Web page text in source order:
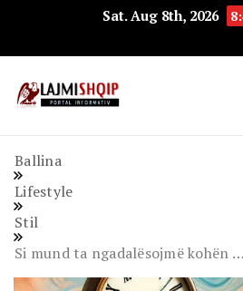
Sat. Aug 8th, 2026
Ballina
Lifestyle
Stil
Si mund ta ngadalësojmë kohën